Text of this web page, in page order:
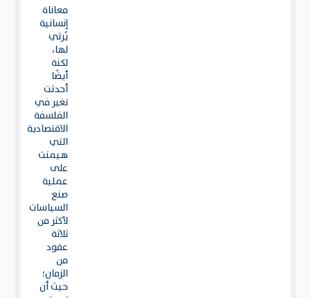
معاناة
إنسانية
يُرثي
لها،
لكنة
أيضًا
أحدثت
تغير في
الفلسفة
الاقتصادية
التي
هيمنت
على
عملية
صنع
السياسات
لأكثر من
ثلاثة
عقود
من
الزمان؛
حيث أن